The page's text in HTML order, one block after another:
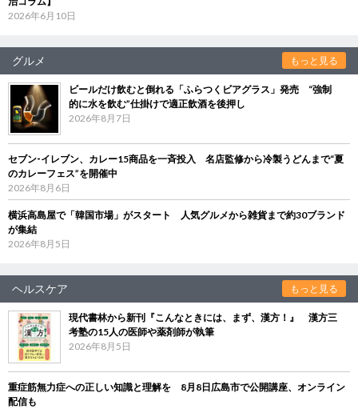
2026年6月10日
グルメ もっと見る
ビールだけ飲むと倒れる「ふらつくビアグラス」発売 “強制
的に水を飲む”仕掛けで適正飲酒を後押し
2026年8月7日
セブン‐イレブン、カレー15商品を一斉投入 名店監修から冷製うどんまで“夏
のカレーフェス”を開催中
2026年8月6日
横浜高島屋で「韓国市場」がスタート 人気グルメから雑貨まで約30ブランド
が集結
2026年8月5日
ヘルスケア もっと見る
現代書林から新刊『こんなときには、まず、漢方！』 漢方三
考塾の15人の医師や薬剤師が執筆
2026年8月5日
重症筋無力症への正しい知識と理解を 8月8日広島市で公開講座、オンライン
配信も